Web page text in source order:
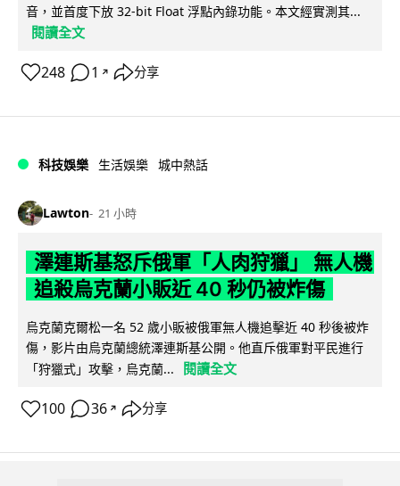
音，並首度下放 32-bit Float 浮點內錄功能。本文經實測其...
閱讀全文
248 1 ↗ 分享
科技娛樂 生活娛樂 城中熱話
Lawton 21 小時
澤連斯基怒斥俄軍「人肉狩獵」 無人機
追殺烏克蘭小販近 40 秒仍被炸傷
烏克蘭克爾松一名 52 歲小販被俄軍無人機追擊近 40 秒後被炸
傷，影片由烏克蘭總統澤連斯基公開。他直斥俄軍對平民進行
「狩獵式」攻擊，烏克蘭...
閱讀全文
100 36 ↗ 分享